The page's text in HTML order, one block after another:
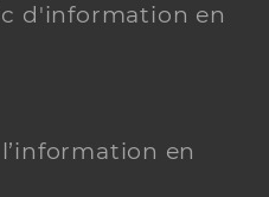
d'information en
en